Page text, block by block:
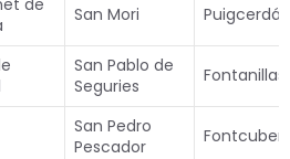
San Mori Puigcerdá
San Pablo de
Seguries
Fontanillas
San Pedro
Pescador